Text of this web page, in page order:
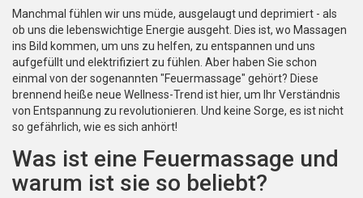
Manchmal fühlen wir uns müde, ausgelaugt und deprimiert - als
ob uns die lebenswichtige Energie ausgeht. Dies ist, wo Massagen
ins Bild kommen, um uns zu helfen, zu entspannen und uns
aufgefüllt und elektrifiziert zu fühlen. Aber haben Sie schon
einmal von der sogenannten "Feuermassage" gehört? Diese
brennend heiße neue Wellness-Trend ist hier, um Ihr Verständnis
von Entspannung zu revolutionieren. Und keine Sorge, es ist nicht
so gefährlich, wie es sich anhört!
Was ist eine Feuermassage und
warum ist sie so beliebt?